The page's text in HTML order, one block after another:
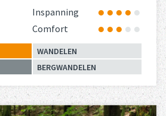
Inspanning
Comfort
WANDELEN
BERGWANDELEN
over